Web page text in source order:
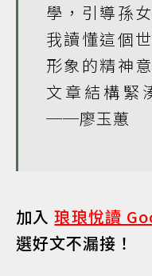
學，引導孫
我讀懂這個
形象的精神
文章結構緊
──廖玉蕙
加入琅琅悅讀
選好文不漏接！